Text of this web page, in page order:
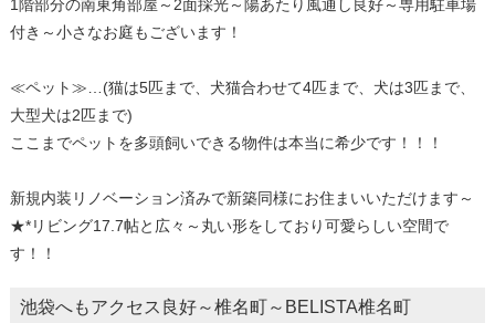
1階部分の南東角部屋～2面採光～陽あたり風通し良好～専用駐車場
付き～小さなお庭もございます！
≪ペット≫…(猫は5匹まで、犬猫合わせて4匹まで、犬は3匹まで、
大型犬は2匹まで)
ここまでペットを多頭飼いできる物件は本当に希少です！！！
新規内装リノベーション済みで新築同様にお住まいいただけます～
★*リビング17.7帖と広々～丸い形をしており可愛らしい空間で
す！！
池袋へもアクセス良好～椎名町～BELISTA椎名町